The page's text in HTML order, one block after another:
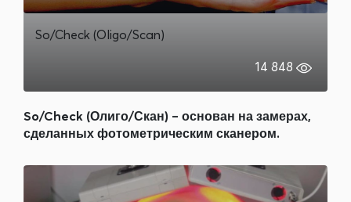
So/Check (Oligo/Scan)
14 848
So/Check (Олиго/Скан) – основан на замерах,
сделанных фотометрическим сканером.